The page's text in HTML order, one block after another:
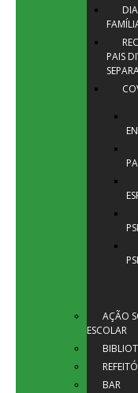
PAIS
AÇÃO
ESCOLAR
BAR